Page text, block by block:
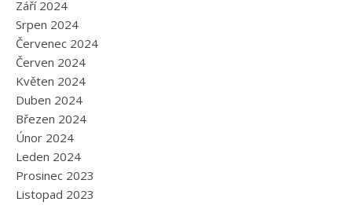
Září 2024
Srpen 2024
Červenec 2024
Červen 2024
Květen 2024
Duben 2024
Březen 2024
Únor 2024
Leden 2024
Prosinec 2023
Listopad 2023